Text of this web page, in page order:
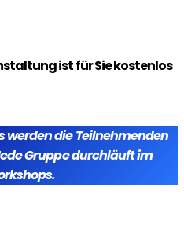
ist für Sie kostenlos
werden die Teilnehmenden
Gruppe durchläuft im